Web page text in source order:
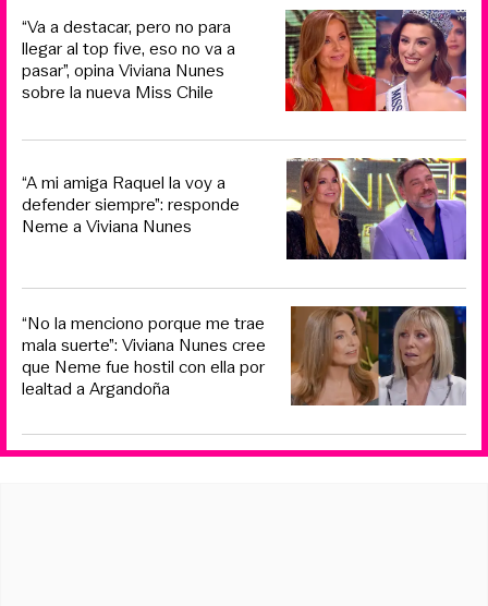
“Va a destacar, pero no para
llegar al top five, eso no va a
pasar”, opina Viviana Nunes
sobre la nueva Miss Chile
“A mi amiga Raquel la voy a
defender siempre”: responde
Neme a Viviana Nunes
“No la menciono porque me trae
mala suerte”: Viviana Nunes cree
que Neme fue hostil con ella por
lealtad a Argandoña